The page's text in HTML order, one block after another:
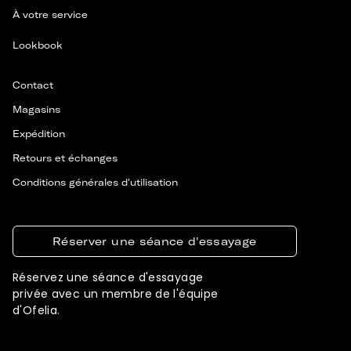
À votre service
Lookbook
Contact
Magasins
Expédition
Retours et échanges
Conditions générales d'utilisation
Réserver une séance d'essayage
Réservez une séance d'essayage
privée avec un membre de l'équipe
d'Ofelia.